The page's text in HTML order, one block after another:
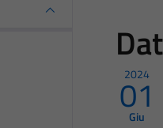
2024
01
Giu